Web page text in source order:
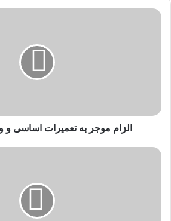
الزام موجر به تعمیرات اساسی و